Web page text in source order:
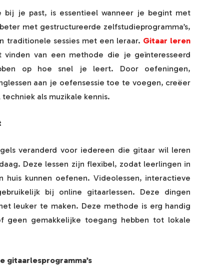
je past, is essentieel wanneer je begint met
met gestructureerde zelfstudieprogramma’s,
traditionele sessies met een leraar. Gitaar leren
van een methode die je geïnteresseerd
op hoe snel je leert. Door oefeningen,
aan je oefensessie toe te voegen, creëer
als muzikale kennis.
veranderd voor iedereen die gitaar wil leren
Deze lessen zijn flexibel, zodat leerlingen in
kunnen oefenen. Videolessen, interactieve
bij online gitaarlessen. Deze dingen
leuker te maken. Deze methode is erg handig
geen gemakkelijke toegang hebben tot lokale
gitaarlesprogramma’s